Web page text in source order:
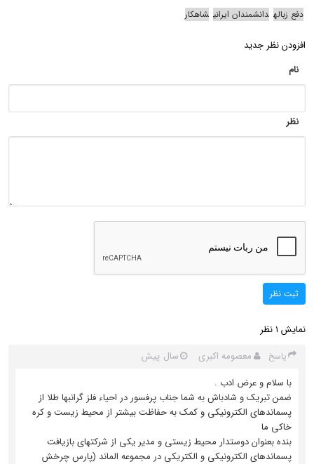
دفع زباله دانشمندان ایرانی شاهکار
افزودن نظر جدید
نام
نظر
ثبت نظر
نمایش 1 نظر
پاسخ معصومه اکبری
سال پیش
با سلام و عرض ادب .
ضمن تبریک و شادباش به شما جناب پرفسور در احیاء فلز گرانبها طلا از
پسماندهای الکترونیکی و کمک به حفاظت بیشتر از محیط زیست و کره
خاکی ما
بنده بعنوان دوستدار محیط زیستی و مدیر یکی از شرکتهای بازیافت
پسماندهای الکترونیکی و الکتریکی در مجموعه الماند (پارس چرخش